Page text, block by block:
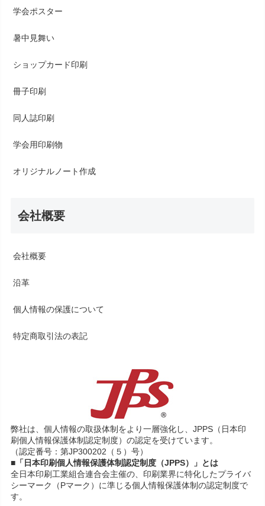
学会ポスター
暑中見舞い
ショップカード印刷
冊子印刷
同人誌印刷
学会用印刷物
オリジナルノート作成
会社概要
会社概要
沿革
個人情報の保護について
特定商取引法の表記
弊社は、個人情報の取扱体制をより一層強化し、JPPS（日本印
刷個人情報保護体制認定制度）の認定を受けています。
（認定番号：第JP300202（５）号）
■「日本印刷個人情報保護体制認定制度（JPPS）」とは
全日本印刷工業組合連合会主催の、印刷業界に特化したプライバ
シーマーク（Pマーク）に準じる個人情報保護体制の認定制度で
す。